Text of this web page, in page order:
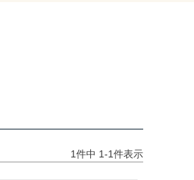
1件中 1-1件表示